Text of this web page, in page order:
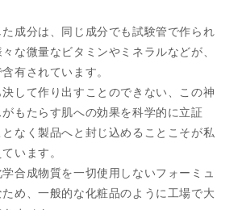
成分は、同じ成分でも試験管で作られ
な微量なビタミンやミネラルなどが、
有されています。
して作り出すことのできない、この神
もたらす肌への効果を科学的に立証
なく製品へと封じ込めることこそが私
います。
合成物質を一切使用しないフォーミュ
め、一般的な化粧品のように工場で大